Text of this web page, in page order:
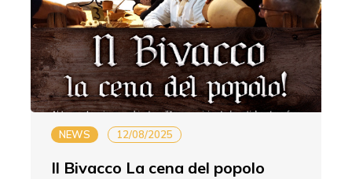
NEWS 12/08/2025
Il Bivacco La cena del popolo